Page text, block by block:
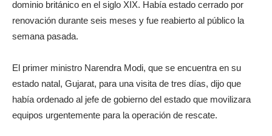
dominio británico en el siglo XIX. Había estado cerrado por
renovación durante seis meses y fue reabierto al público la
semana pasada.
El primer ministro Narendra Modi, que se encuentra en su
estado natal, Gujarat, para una visita de tres días, dijo que
había ordenado al jefe de gobierno del estado que movilizara
equipos urgentemente para la operación de rescate.